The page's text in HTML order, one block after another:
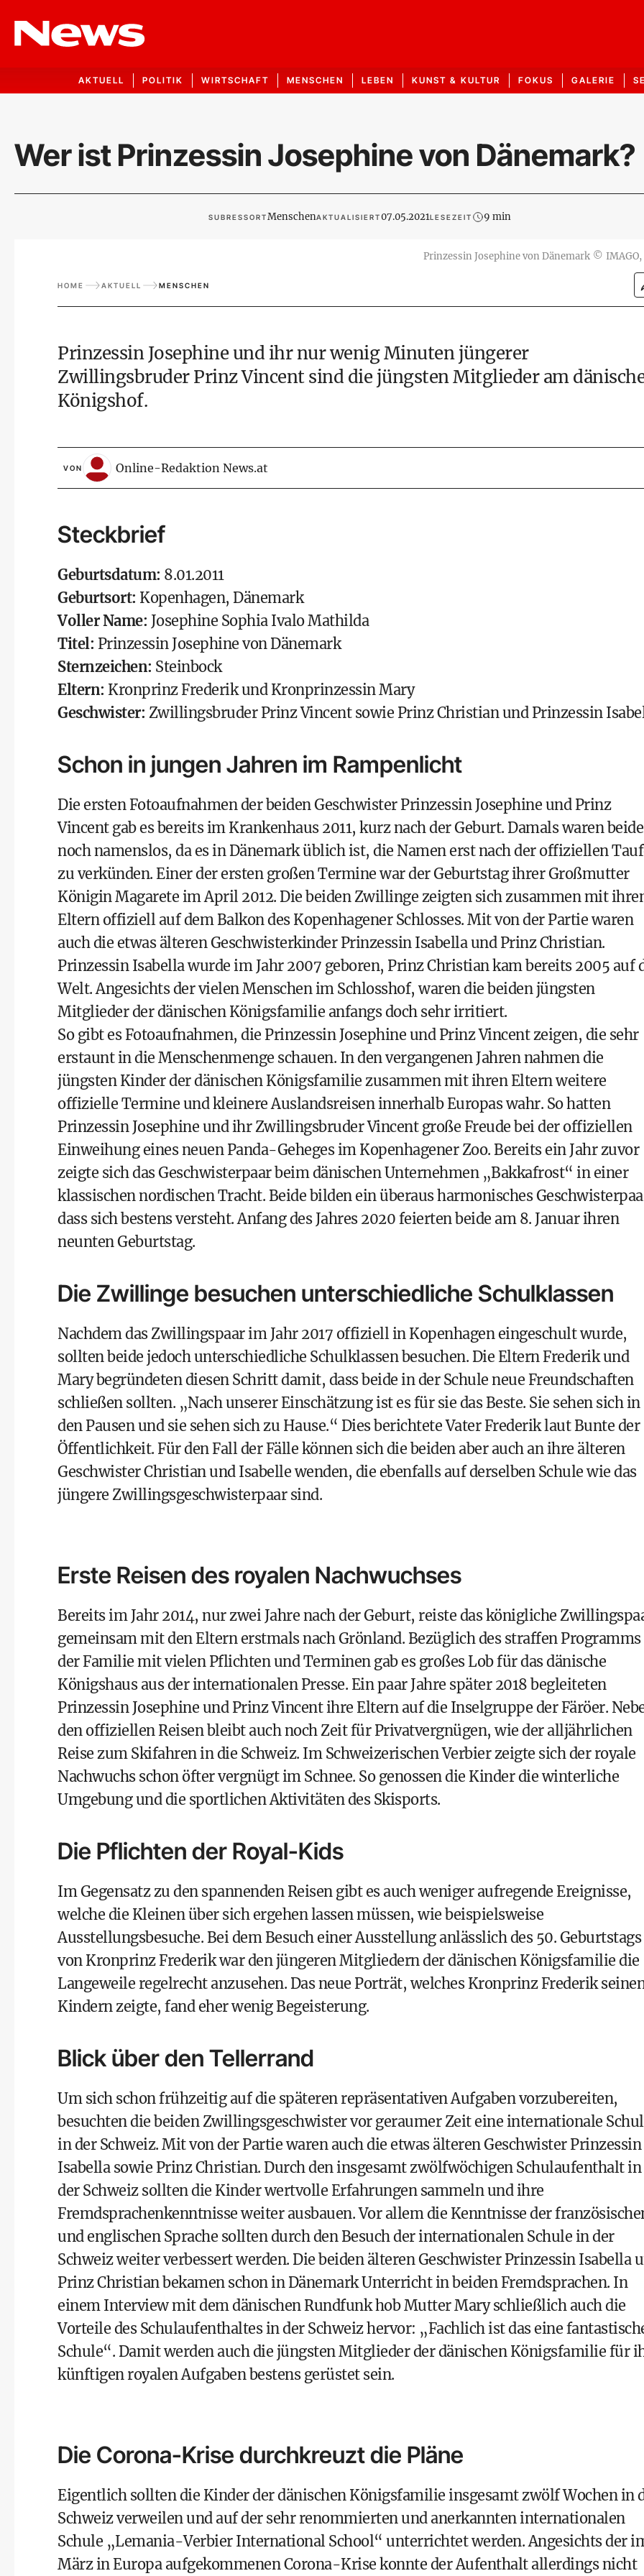
AKTUELL POLITIK WIRTSCHAFT MENSCHEN LEBEN KUNST & KULTUR FOKUS GALERIE
Wer ist Prinzessin Josephine von Dänemark?
SUBRESSORTMenschenAKTUALISIERT07.05.2021LESEZEIT 9 min
Prinzessin Josephine von Dänemark © IMAGO,
HOME AKTUELL MENSCHEN
Prinzessin Josephine und ihr nur wenig Minuten jüngerer
Zwillingsbruder Prinz Vincent sind die jüngsten Mitglieder am
Königshof.
VON Online-Redaktion News.at
Steckbrief
Geburtsdatum: 8.01.2011
Geburtsort: Kopenhagen, Dänemark
Voller Name: Josephine Sophia Ivalo Mathilda
Titel: Prinzessin Josephine von Dänemark
Sternzeichen: Steinbock
Eltern: Kronprinz Frederikund Kronprinzessin Mary
Geschwister: Zwillingsbruder Prinz Vincent sowie Prinz Christian und Prinzessin
Schon in jungen Jahren im Rampenlicht
Die ersten Fotoaufnahmen der beiden Geschwister Prinzessin Josephine und Prinz
Vincent gab es bereits im Krankenhaus 2011, kurz nach der Geburt. Damals waren beide
noch namenslos, da es in Dänemark üblich ist, die Namen erst nach der offiziellen
zu verkünden. Einer der ersten großen Termine war der Geburtstag ihrer Großmutter
Königin Magarete im April 2012. Die beiden Zwillinge zeigten sich zusammen mit
Eltern offiziell auf dem Balkon des Kopenhagener Schlosses. Mit von der Partie waren
auch die etwas älteren Geschwisterkinder Prinzessin Isabella und Prinz Christian.
Prinzessin Isabella wurde im Jahr 2007 geboren, Prinz Christian kam bereits 2005 auf
Welt. Angesichts der vielen Menschen im Schlosshof, waren die beiden jüngsten
Mitglieder der dänischen Königsfamilie anfangs doch sehr irritiert.
So gibt es Fotoaufnahmen, die Prinzessin Josephine und Prinz Vincent zeigen, die sehr
erstaunt in die Menschenmenge schauen. In den vergangenen Jahren nahmen die
jüngsten Kinder der dänischen Königsfamilie zusammen mit ihren Eltern weitere
offizielle Termine und kleinere Auslandsreisen innerhalb Europas wahr. So hatten
Prinzessin Josephine und ihr Zwillingsbruder Vincent große Freude bei der offiziellen
Einweihung eines neuen Panda-Geheges im Kopenhagener Zoo. Bereits ein Jahr zuvor
zeigte sich das Geschwisterpaar beim dänischen Unternehmen „Bakkafrost“ in einer
klassischen nordischen Tracht. Beide bilden ein überaus harmonisches
dass sich bestens versteht. Anfang des Jahres 2020 feierten beide am 8. Januar ihren
neunten Geburtstag.
Die Zwillinge besuchen unterschiedliche Schulklassen
Nachdem das Zwillingspaar im Jahr 2017 offiziell in Kopenhagen eingeschult wurde,
sollten beide jedoch unterschiedliche Schulklassen besuchen. Die Eltern Frederik und
Mary begründeten diesen Schritt damit, dass beide in der Schule neue Freundschaften
schließen sollten. „Nach unserer Einschätzung ist es für sie das Beste. Sie sehen sich in
den Pausen und sie sehen sich zu Hause.“ Dies berichtete Vater Frederik laut Bunte der
Öffentlichkeit. Für den Fall der Fälle können sich die beiden aber auch an ihre älteren
Geschwister Christian und Isabelle wenden, die ebenfalls auf derselben Schule wie das
jüngere Zwillingsgeschwisterpaar sind.
Erste Reisen des royalen Nachwuchses
Bereits im Jahr 2014, nur zwei Jahre nach der Geburt, reiste das königliche
gemeinsam mit den Eltern erstmals nach Grönland. Bezüglich des straffen Programms
der Familie mit vielen Pflichten und Terminen gab es großes Lob für das dänische
Königshaus aus der internationalen Presse. Ein paar Jahre später 2018 begleiteten
Prinzessin Josephine und Prinz Vincent ihre Eltern auf die Inselgruppe der Färöer.
den offiziellen Reisen bleibt auch noch Zeit für Privatvergnügen, wie der alljährlichen
Reise zum Skifahren in die Schweiz. Im Schweizerischen Verbier zeigte sich der royale
Nachwuchs schon öfter vergnügt im Schnee. So genossen die Kinder die winterliche
Umgebung und die sportlichen Aktivitäten des Skisports.
Die Pflichten der Royal-Kids
Im Gegensatz zu den spannenden Reisen gibt es auch weniger aufregende Ereignisse,
welche die Kleinen über sich ergehen lassen müssen, wie beispielsweise
Ausstellungsbesuche. Bei dem Besuch einer Ausstellung anlässlich des 50. Geburtstags
von Kronprinz Frederik war den jüngeren Mitgliedern der dänischen Königsfamilie die
Langeweile regelrecht anzusehen. Das neue Porträt, welches Kronprinz Frederik
Kindern zeigte, fand eher wenig Begeisterung.
Blick über den Tellerrand
Um sich schon frühzeitig auf die späteren repräsentativen Aufgaben vorzubereiten,
besuchten die beiden Zwillingsgeschwister vor geraumer Zeit eine internationale
in der Schweiz. Mit von der Partie waren auch die etwas älteren Geschwister Prinzessin
Isabella sowie Prinz Christian. Durch den insgesamt zwölfwöchigen Schulaufenthalt in
der Schweiz sollten die Kinder wertvolle Erfahrungen sammeln und ihre
Fremdsprachenkenntnisse weiter ausbauen. Vor allem die Kenntnisse der
und englischen Sprache sollten durch den Besuch der internationalen Schule in der
Schweiz weiter verbessert werden. Die beiden älteren Geschwister Prinzessin Isabella
Prinz Christian bekamen schon in Dänemark Unterricht in beiden Fremdsprachen. In
einem Interview mit dem dänischen Rundfunk hob Mutter Mary schließlich auch die
Vorteile des Schulaufenthaltes in der Schweiz hervor: „Fachlich ist das eine
Schule“. Damit werden auch die jüngsten Mitglieder der dänischen Königsfamilie für
künftigen royalen Aufgaben bestens gerüstet sein.
Die Corona-Krise durchkreuzt die Pläne
Eigentlich sollten die Kinder der dänischen Königsfamilie insgesamt zwölf Wochen in
Schweiz verweilen und auf der sehr renommierten und anerkannten internationalen
Schule „Lemania-Verbier International School“ unterrichtet werden. Angesichts der
März in Europa aufgekommenen Corona-Krise konnte der Aufenthalt allerdings nicht